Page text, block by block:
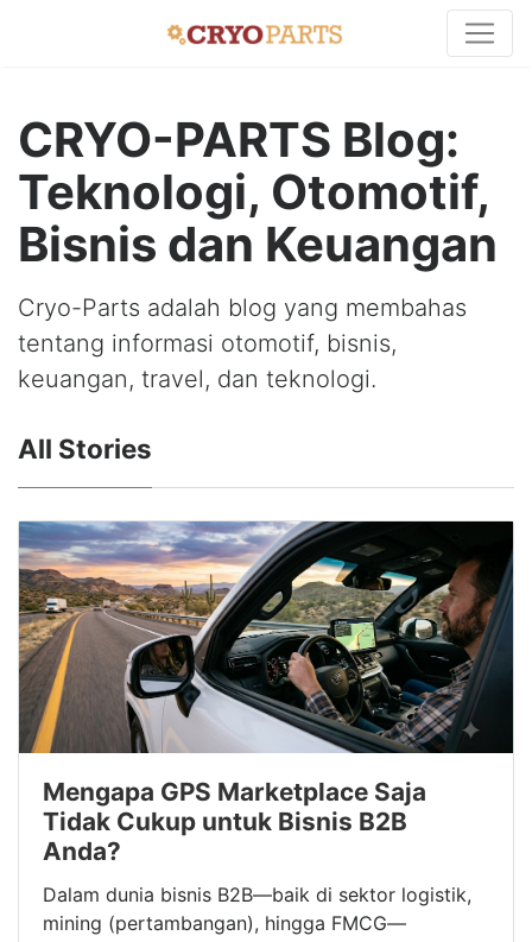
CRYO-PARTS Blog:
Teknologi, Otomotif,
Bisnis dan Keuangan
Cryo-Parts adalah blog yang membahas
tentang informasi otomotif, bisnis,
keuangan, travel, dan teknologi.
All Stories
Mengapa GPS Marketplace Saja
Tidak Cukup untuk Bisnis B2B
Anda?
Dalam dunia bisnis B2B—baik di sektor logistik,
mining (pertambangan), hingga FMCG—